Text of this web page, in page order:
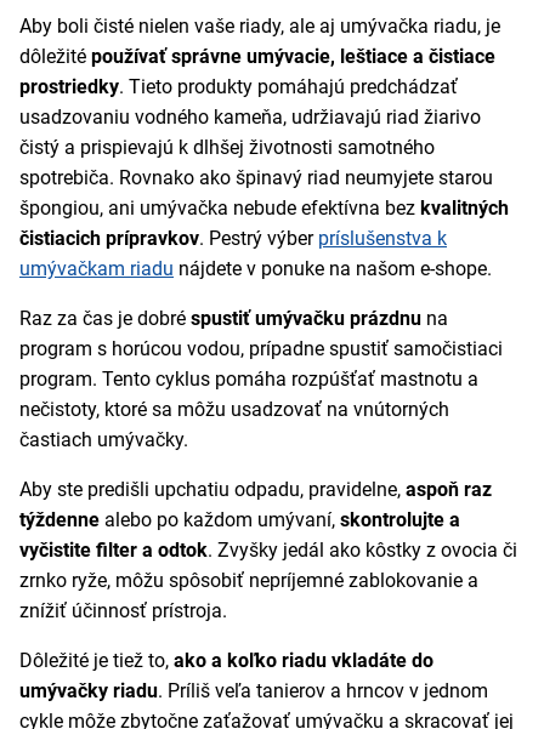
Aby boli čisté nielen vaše riady, ale aj umývačka riadu, je
dôležité používať správne umývacie, leštiace a čistiace
prostriedky. Tieto produkty pomáhajú predchádzať
usadzovaniu vodného kameňa, udržiavajú riad žiarivo
čistý a prispievajú k dlhšej životnosti samotného
spotrebiča. Rovnako ako špinavý riad neumyjete starou
špongiou, ani umývačka nebude efektívna bez kvalitných
čistiacich prípravkov. Pestrý výber príslušenstva k
umývačkam riadu nájdete v ponuke na našom e-shope.
Raz za čas je dobré spustiť umývačku prázdnu na
program s horúcou vodou, prípadne spustiť samočistiaci
program. Tento cyklus pomáha rozpúšťať mastnotu a
nečistoty, ktoré sa môžu usadzovať na vnútorných
častiach umývačky.
Aby ste predišli upchatiu odpadu, pravidelne, aspoň raz
týždenne alebo po každom umývaní, skontrolujte a
vyčistite filter a odtok. Zvyšky jedál ako kôstky z ovocia či
zrnko ryže, môžu spôsobiť nepríjemné zablokovanie a
znížiť účinnosť prístroja.
Dôležité je tiež to, ako a koľko riadu vkladáte do
umývačky riadu. Príliš veľa tanierov a hrncov v jednom
cykle môže zbytočne zaťažovať umývačku a skracovať jej